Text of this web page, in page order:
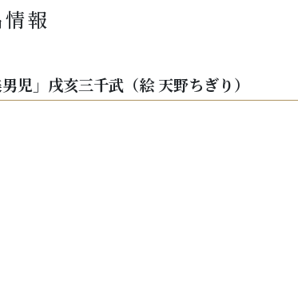
報
児」戌亥三千武（絵 天野ちぎり）